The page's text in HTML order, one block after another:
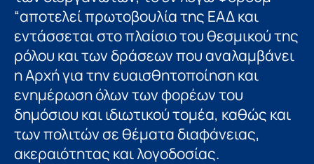
“αποτελεί πρωτοβουλία της ΕΑΔ και
εντάσσεται στο πλαίσιο του θεσμικού της
ρόλου και των δράσεων που αναλαμβάνει
η Αρχή για την ευαισθητοποίηση και
ενημέρωση όλων των φορέων του
δημόσιου και ιδιωτικού τομέα, καθώς και
των πολιτών σε θέματα διαφάνειας,
ακεραιότητας και λογοδοσίας.